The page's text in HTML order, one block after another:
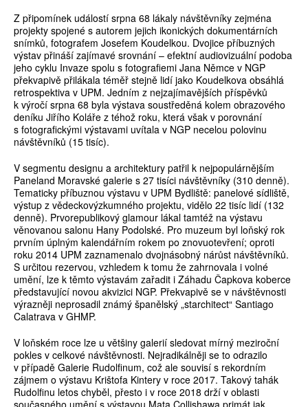
Z připomínek událostí srpna 68 lákaly návštěvníky zejména
projekty spojené s autorem jejich ikonických dokumentárních
snímků, fotografem Josefem Koudelkou. Dvojice příbuzných
výstav přináší zajímavé srovnání – efektní audiovizuální podoba
jeho cyklu Invaze spolu s fotografiemi Jana Němce v NGP
překvapivě přilákala téměř stejně lidí jako Koudelkova obsáhlá
retrospektiva v UPM. Jedním z nejzajímavějších příspěvků
k výročí srpna 68 byla výstava soustředěná kolem obrazového
deníku Jiřího Koláře z téhož roku, která však v porovnání
s fotografickými výstavami uvítala v NGP necelou polovinu
návštěvníků (15 tisíc).
V segmentu designu a architektury patřil k nejpopulárnějším
Paneland Moravské galerie s 27 tisíci návštěvníky (310 denně).
Tematicky příbuznou výstavu v UPM Bydliště: panelové sídliště,
výstup z vědeckovýzkumného projektu, vidělo 22 tisíc lidí (132
denně). Prvorepublikový glamour lákal tamtéž na výstavu
věnovanou salonu Hany Podolské. Pro muzeum byl loňský rok
prvním úplným kalendářním rokem po znovuotevření; oproti
roku 2014 UPM zaznamenalo dvojnásobný nárůst návštěvníků.
S určitou rezervou, vzhledem k tomu že zahrnovala i volné
umění, lze k těmto výstavám zařadit i Záhadu Čapkova koberce
představující novou akvizici NGP. Překvapivě se v návštěvnosti
výrazněji neprosadil známý španělský „starchitect“ Santiago
Calatrava v GHMP.
V loňském roce lze u většiny galerií sledovat mírný meziroční
pokles v celkové návštěvnosti. Nejradikálněji se to odrazilo
v případě Galerie Rudolfinum, což ale souvisí s rekordním
zájmem o výstavu Krištofa Kintery v roce 2017. Takový tahák
Rudolfinu letos chyběl, přesto i v roce 2018 drží v oblasti